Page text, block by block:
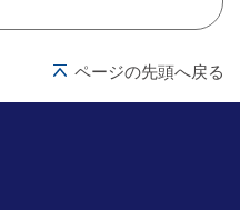
ページの先頭へ戻る